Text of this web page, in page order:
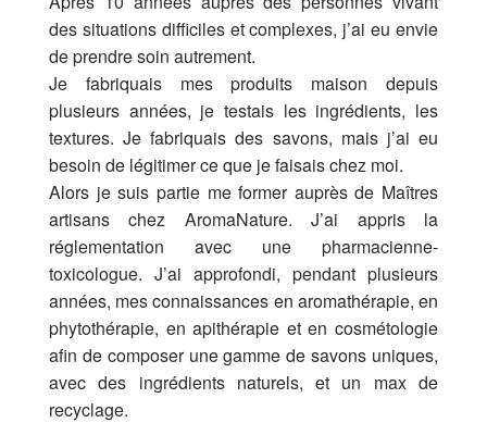
des situations difficiles et complexes, j’ai eu envie
de prendre soin autrement.
​Je fabriquais mes produits maison depuis
plusieurs années, je testais les ingrédients, les
textures. Je fabriquais des savons, mais j’ai eu
besoin de légitimer ce que je faisais chez moi.
Alors je suis partie me former auprès de Maîtres
artisans chez AromaNature. J’ai appris la
réglementation avec une pharmacienne-
toxicologue. J’ai approfondi, pendant plusieurs
années, mes connaissances en aromathérapie, en
phytothérapie, en apithérapie et en cosmétologie
afin de composer une gamme de savons uniques,
avec des ingrédients naturels, et un max de
recyclage.